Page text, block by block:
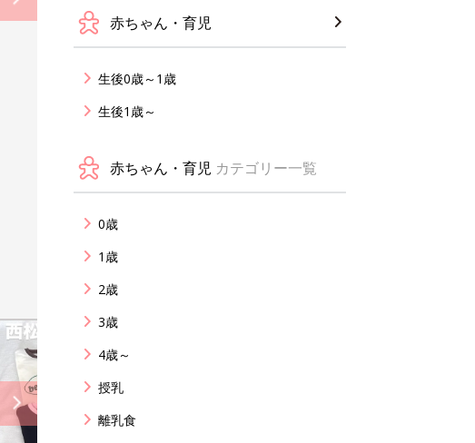
赤ちゃん・育児
生後0歳～1歳
生後1歳～
赤ちゃん・育児 カテゴリー一覧
0歳
1歳
2歳
3歳
4歳～
授乳
離乳食